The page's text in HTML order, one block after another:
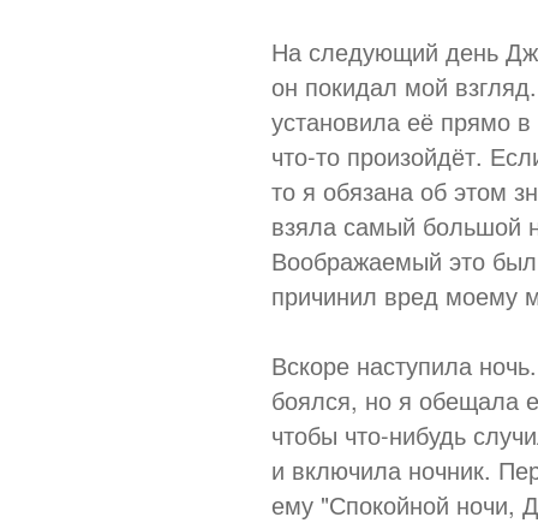
На следующий день
он покидал мой
установила её прямо
что-то произойдёт.
то я обязана об этом
взяла самый большой
Воображаемый это
причинил вред моему
Вскоре наступила
боялся, но я обещала
чтобы что-нибудь
и включила ночник.
ему "Спокойной ночи,